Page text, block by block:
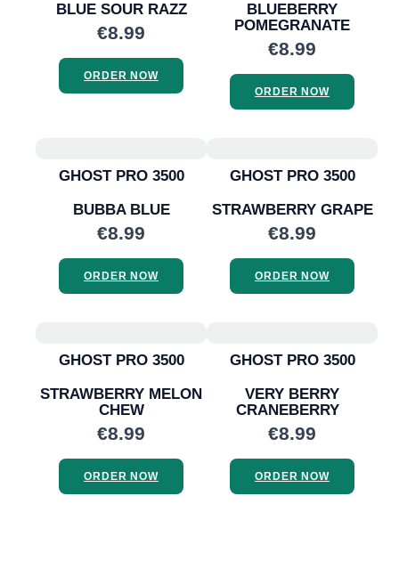
BLUE SOUR RAZZ
€8.99
ORDER NOW
BLUEBERRY
POMEGRANATE
€8.99
ORDER NOW
GHOST PRO 3500
BUBBA BLUE
€8.99
ORDER NOW
GHOST PRO 3500
STRAWBERRY GRAPE
€8.99
ORDER NOW
GHOST PRO 3500
STRAWBERRY MELON
CHEW
€8.99
ORDER NOW
GHOST PRO 3500
VERY BERRY
CRANEBERRY
€8.99
ORDER NOW